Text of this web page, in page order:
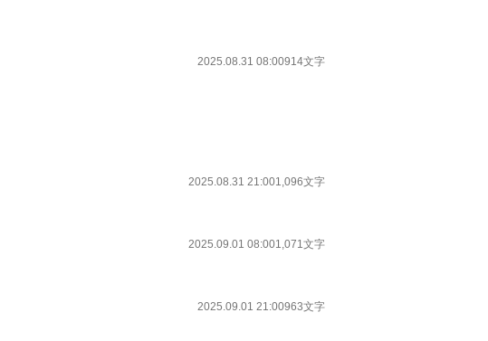
2025.08.31 08:00914文字
2025.08.31 21:001,096文字
2025.09.01 08:001,071文字
2025.09.01 21:00963文字